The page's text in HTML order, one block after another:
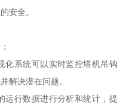
安全。
化系统可以实时监控塔机吊钩
解决潜在问题。
运行数据进行分析和统计，提